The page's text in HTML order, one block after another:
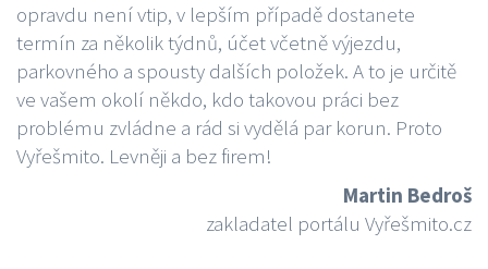
opravdu není vtip, v lepším případě dostanete
termín za několik týdnů, účet včetně výjezdu,
parkovného a spousty dalších položek. A to je určitě
ve vašem okolí někdo, kdo takovou práci bez
problému zvládne a rád si vydělá par korun. Proto
Vyřešmito. Levněji a bez firem!
Martin Bedroš
zakladatel portálu Vyřešmito.cz